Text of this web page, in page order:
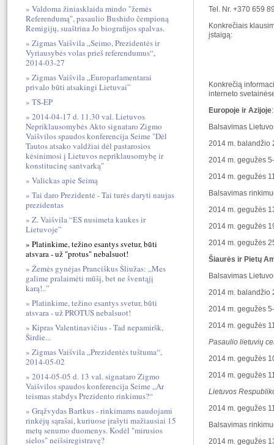
Tel. Nr. +370 659
Konkrečiais
įstaigą:
Konkrečią
interneto
Europoje ir Azijoje:
Balsavimas
2014 m. balandžio
2014 m. gegužės
2014 m. gegužės
Balsavimas
2014 m. gegužės
2014 m. gegužės
2014 m. gegužės
Šiaurės ir Pietų
Balsavimas
2014 m. balandžio
2014 m. gegužės
2014 m. gegužės
Pasaulio lietuvių
2014 m. gegužės
2014 m. gegužės
Lietuvos
2014 m. gegužės
Balsavimas
2014 m. gegužės
Valdoma žiniasklaida mindo "žemės
Referendumą", pasaulio Bushido čempioną
Remigijų, suaštrina Jo biografijos spalvas.
Zigmas Vaišvila „Seimo, Prezidentės ir
Vyriausybės volas prieš referendumus“,
2014-03-27
Zigmas Vaišvila „Europarlamentarai
privalo būti atsakingi Lietuvai”
TS-EP
2014-04-17 d. 11.30 val. Lietuvos
Nepriklausomybės Akto signataro Zigmo
Vaišvilos spaudos konferencija Seime "Dėl
Tautos atsako valdžiai dėl pastarosios
kėsinimosi į Lietuvos nepriklausomybę ir
konstitucinę santvarką"
Valickas apie Seimą
Tai daro Prezidentė - Tai turės daryti naujas
prezidentas
Z. Vaišvila “ES nusimeta kaukes ir
Lietuvoje”
Platinkime, težino esantys svetur, būti
atsvara - už "protus" nebalsuot!
Žemės gynėjas Pranciškus Šliužas: „Mes
galime pralaimėti mūšį, bet ne šventąjį
karą!..”
Platinkime, težino esantys svetur, būti
atsvara - už PROTUS nebalsuot!
Kipras Valentinavičius - Tad nepamiršk,
Širdie...
Zigmas Vaišvila „Prezidentės tuštuma“,
2014-05-02
2014-05-05 d. 13 val. signataro Zigmo
Vaišvilos spaudos konferencija Seime „Ar
teismas stabdys Prezidento rinkimus?“
Grąžvydas Bartkus - rinkimams naudojami
rinkėjų sąrašai, kuriuose įrašyti mažiausiai 15
metų senumo duomenys. Kodėl "mirusios
sielos" neišsiregistravę?